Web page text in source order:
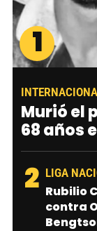
1
Murió el
68 años
2 LIGA
Rubilio
contra